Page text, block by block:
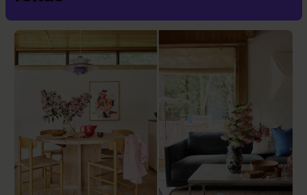
Morten Søborg, til et
støttearrangement i 2016 for
børnehospice på Sankt Lukas
Stiftelsen.(Foto: Michael Stub/Her &
Nu)